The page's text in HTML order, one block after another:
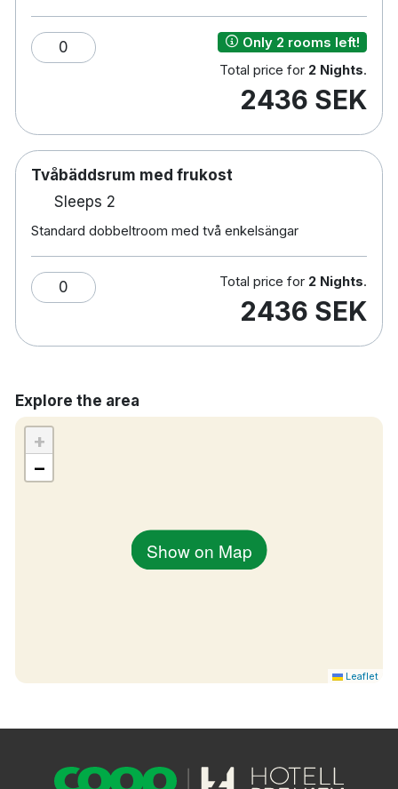
0
Only 2 rooms left!
Total price for 2 Nights.
2436 SEK
Tvåbäddsrum med frukost
Sleeps 2
Standard dobbeltroom med två enkelsängar
0 Total price for 2 Nights.
2436 SEK
Explore the area
Show on Map
+
−
Leaflet